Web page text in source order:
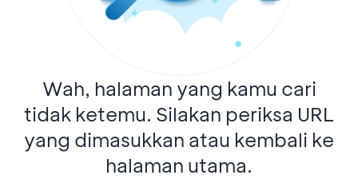
Wah, halaman yang kamu cari
tidak ketemu. Silakan periksa URL
yang dimasukkan atau kembali ke
halaman utama.